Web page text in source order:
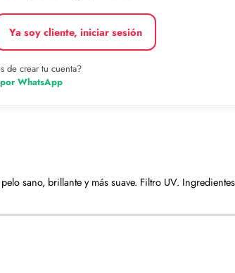
Ya soy cliente, iniciar sesión
de crear tu cuenta?
WhatsApp
sano, brillante y más suave. Filtro UV.